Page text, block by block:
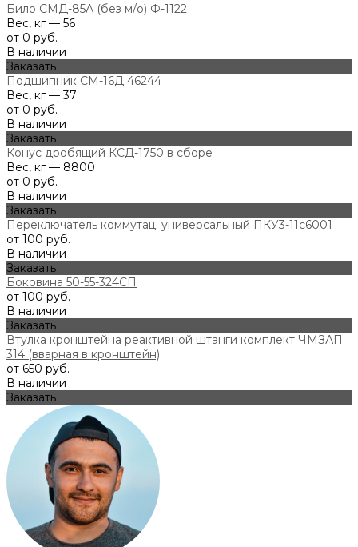
Било СМД-85А (без м/о) Ф-1122
Вес, кг — 56
от 0 руб.
В наличии
Заказать
Подшипник СМ-16Д 46244
Вес, кг — 37
от 0 руб.
В наличии
Заказать
Конус дробящий КСД-1750 в сборе
Вес, кг — 8800
от 0 руб.
В наличии
Заказать
Переключатель коммутац. универсальный ПКУ3-11с6001
от 100 руб.
В наличии
Заказать
Боковина 50-55-324СП
от 100 руб.
В наличии
Заказать
Втулка кронштейна реактивной штанги комплект ЧМЗАП
314 (вварная в кронштейн)
от 650 руб.
В наличии
Заказать